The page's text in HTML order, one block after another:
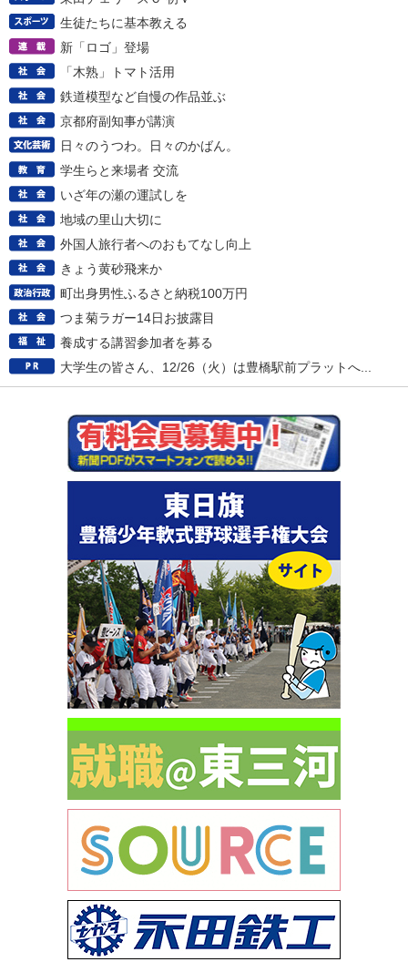
生徒たちに基本教える
新「ロゴ」登場
「木熟」トマト活用
鉄道模型など自慢の作品並ぶ
京都府副知事が講演
日々のうつわ。日々のかばん。
学生らと来場者 交流
いざ年の瀬の運試しを
地域の里山大切に
外国人旅行者へのおもてなし向上
きょう黄砂飛来か
町出身男性ふるさと納税100万円
つま菊ラガー14日お披露目
養成する講習参加者を募る
大学生の皆さん、12/26（火）は豊橋駅前プラットへ...